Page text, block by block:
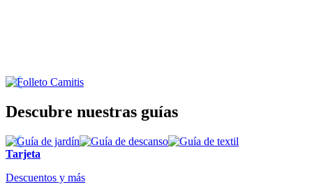
Descubre nuestras guías
Tarjeta
Descuentos y más